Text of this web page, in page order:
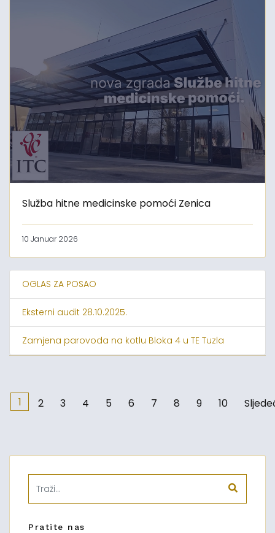
Služba hitne medicinske pomoći Zenica
10 Januar 2026
OGLAS ZA POSAO
Eksterni audit 28.10.2025.
Zamjena parovoda na kotlu Bloka 4 u TE Tuzla
1 2 3 4 5 6 7 8 9 10
Pratite nas